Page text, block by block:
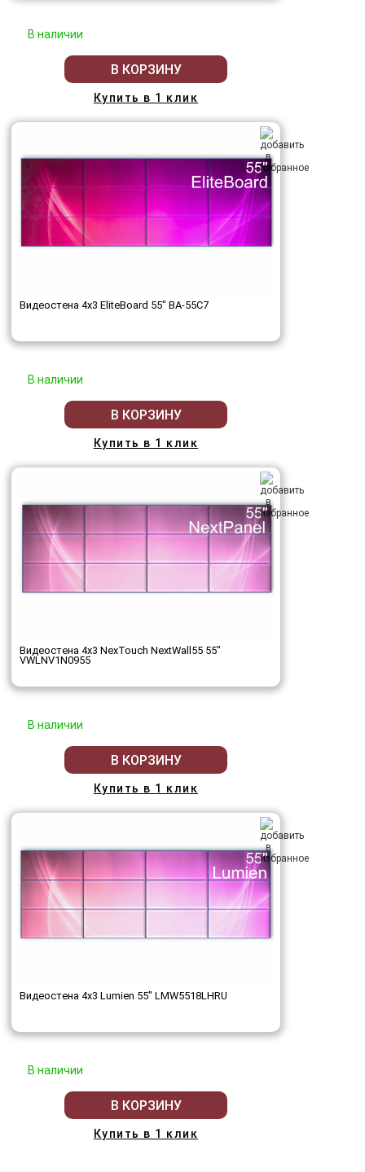
В наличии
В КОРЗИНУ
Купить в 1 клик
Видеостена 4x3 EliteBoard 55" BA-55C7
В наличии
В КОРЗИНУ
Купить в 1 клик
Видеостена 4x3 NexTouch NextWall55 55"
VWLNV1N0955
В наличии
В КОРЗИНУ
Купить в 1 клик
Видеостена 4x3 Lumien 55" LMW5518LHRU
В наличии
В КОРЗИНУ
Купить в 1 клик